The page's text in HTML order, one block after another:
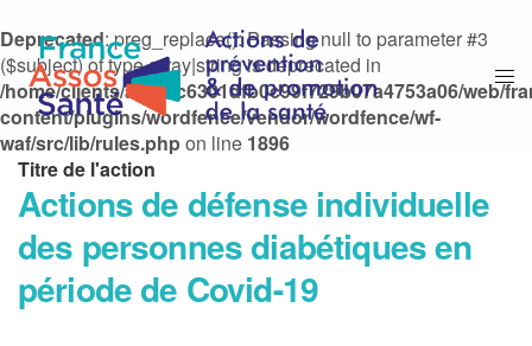
Deprecated: preg_replace(): Passing null to parameter #3
($subject) of type array|string is deprecated in
/home/clients/afd0bc6301dfb0c99f729b07a4753a06/web/
content/plugins/wordfence/vendor/wordfence/wf-
waf/src/lib/rules.phpon line 1896
Titre de l'action
Actions de défense individuelle
des personnes diabétiques en
période de Covid-19